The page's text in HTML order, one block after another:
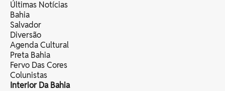
Últimas Notícias
Bahia
Salvador
Diversão
Agenda Cultural
Preta Bahia
Fervo Das Cores
Colunistas
Interior Da Bahia